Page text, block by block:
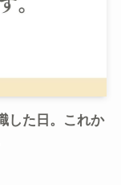
した日。これか